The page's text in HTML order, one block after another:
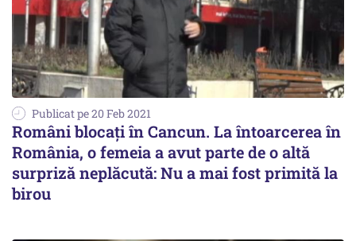
Publicat pe 20 Feb 2021
Români blocați în Cancun. La întoarcerea în
România, o femeia a avut parte de o altă
surpriză neplăcută: Nu a mai fost primită la
birou